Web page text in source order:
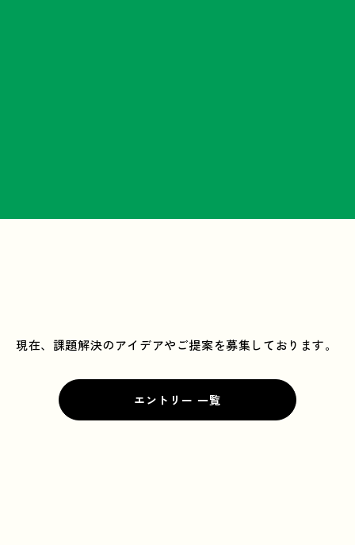
現在、課題解決のアイデアやご提案を募集しております。
エントリー 一覧